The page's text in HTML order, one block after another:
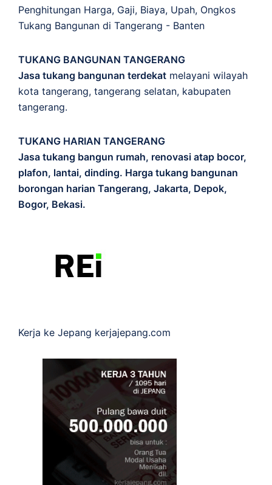
Penghitungan Harga, Gaji, Biaya, Upah, Ongkos
Tukang Bangunan di Tangerang - Banten
TUKANG BANGUNAN TANGERANG
Jasa tukang bangunan terdekat melayani wilayah
kota tangerang, tangerang selatan, kabupaten
tangerang.
TUKANG HARIAN TANGERANG
Jasa tukang bangun rumah, renovasi atap bocor,
plafon, lantai, dinding. Harga tukang bangunan
borongan harian Tangerang, Jakarta, Depok,
Bogor, Bekasi.
Kerja ke Jepang kerjajepang.com